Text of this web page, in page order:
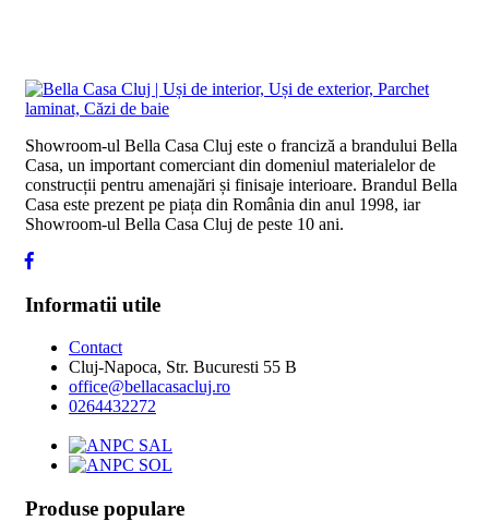
Showroom-ul Bella Casa Cluj este o franciză a brandului Bella
Casa, un important comerciant din domeniul materialelor de
construcții pentru amenajări și finisaje interioare. Brandul Bella
Casa este prezent pe piața din România din anul 1998, iar
Showroom-ul Bella Casa Cluj de peste 10 ani.
Informatii utile
Contact
Cluj-Napoca, Str. Bucuresti 55 B
office@bellacasacluj.ro
0264432272
Produse populare